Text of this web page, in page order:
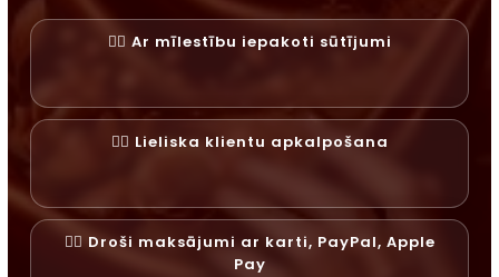
✓⃝ Ar mīlestību iepakoti sūtījumi
✓⃝ Lieliska klientu apkalpošana
✓⃝ Droši maksājumi ar karti, PayPal, Apple
Pay